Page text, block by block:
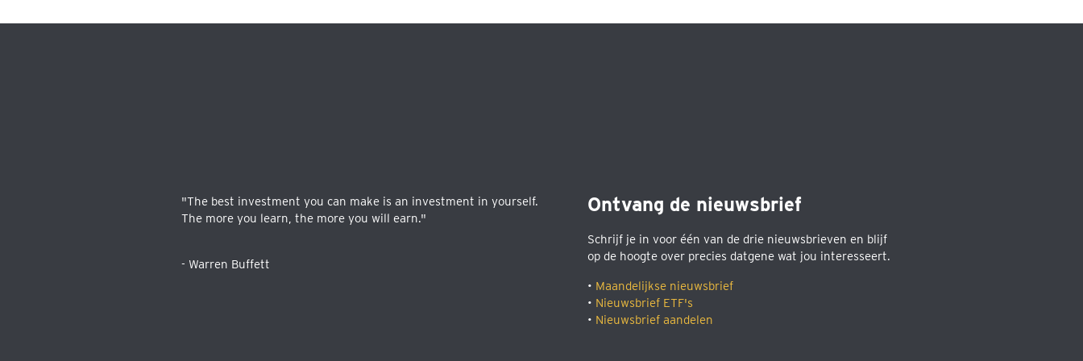
"The best investment you can make is an investment in yourself.
The more you learn, the more you will earn."
- Warren Buffett
Ontvang de nieuwsbrief
Schrijf je in voor één van de drie nieuwsbrieven en blijf
op de hoogte over precies datgene wat jou interesseert.
• Maandelijkse nieuwsbrief
• Nieuwsbrief ETF's
• Nieuwsbrief aandelen